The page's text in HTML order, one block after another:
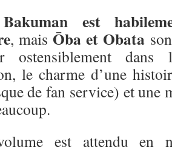
Bakuman est
, mais Ōba et Obata
ostensiblement dans
le charme d’une
de fan service) et une
est attendu en